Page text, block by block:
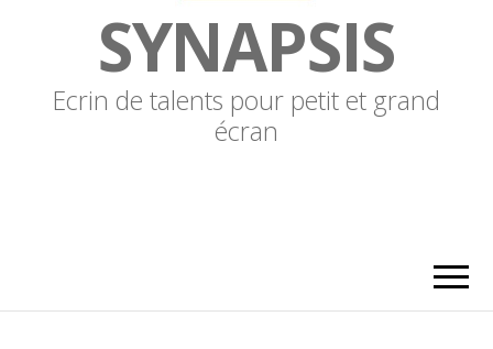
SYNAPSIS
Ecrin de talents pour petit et grand
écran